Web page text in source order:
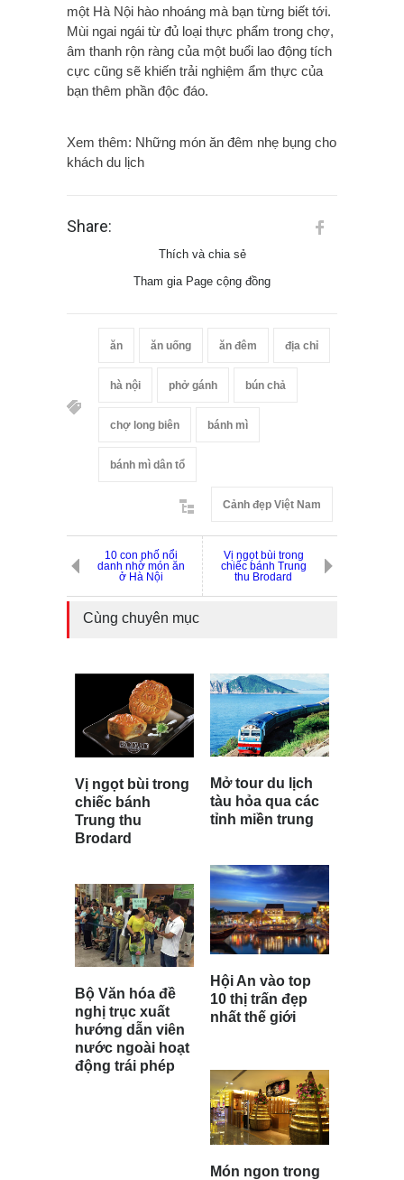
một Hà Nội hào nhoáng mà bạn từng biết tới.
Mùi ngai ngái từ đủ loại thực phẩm trong chợ,
âm thanh rộn ràng của một buổi lao động tích
cực cũng sẽ khiến trải nghiệm ẩm thực của
bạn thêm phần độc đáo.
Xem thêm: Những món ăn đêm nhẹ bụng cho
khách du lịch
Share:
Thích và chia sẻ
Tham gia Page cộng đồng
ăn ăn uống ăn đêm địa chỉ
hà nội phở gánh bún chả
chợ long biên bánh mì
bánh mì dân tổ
Cảnh đẹp Việt Nam
10 con phố nổi
danh nhờ món ăn
ở Hà Nội
Vị ngọt bùi trong
chiếc bánh Trung
thu Brodard
Cùng chuyên mục
Vị ngọt bùi trong
chiếc bánh
Trung thu
Brodard
Bộ Văn hóa đề
nghị trục xuất
hướng dẫn viên
nước ngoài hoạt
động trái phép
Mở tour du lịch
tàu hỏa qua các
tỉnh miền trung
Hội An vào top
10 thị trấn đẹp
nhất thế giới
Món ngon trong